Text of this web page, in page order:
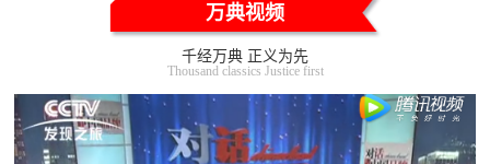
万典视频
千经万典 正义为先
Thousand classics Justice first